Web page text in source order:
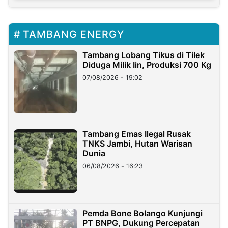
TAMBANG ENERGY
Tambang Lobang Tikus di Tilek
Diduga Milik Iin, Produksi 700 Kg
07/08/2026 - 19:02
Tambang Emas Ilegal Rusak
TNKS Jambi, Hutan Warisan
Dunia
06/08/2026 - 16:23
Pemda Bone Bolango Kunjungi
PT BNPG, Dukung Percepatan